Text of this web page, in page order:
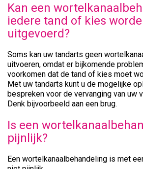
Kan een
iedere tand of kies
uitgevoerd?
Soms kan uw tandarts geen
uitvoeren, omdat er bijkomende
voorkomen dat de tand of kies moet
Met uw tandarts kunt u de mogelijke
bespreken voor de vervanging van uw
Denk bijvoorbeeld aan een brug.
Is een
pijnlijk?
Een wortelkanaalbehandeling is met